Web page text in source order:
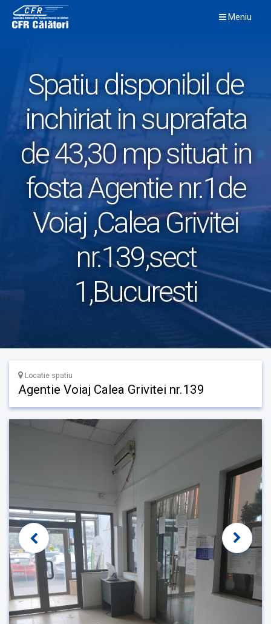
content
Meniu
Spatiu disponibil de
inchiriat in suprafata
de 43,30 mp situat in
fosta Agentie nr.1de
Voiaj ,Calea Grivitei
nr.139,sect
1,Bucuresti
Locatie spatiu
Agentie Voiaj Calea Grivitei nr.139